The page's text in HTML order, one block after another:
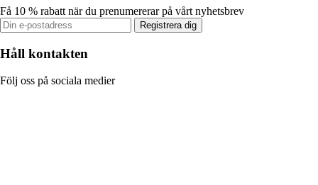
Få 10 % rabatt när du prenumererar på vårt nyhetsbrev
Registrera dig
Håll kontakten
Följ oss på sociala medier